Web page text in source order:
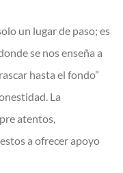
un lugar de paso; es
se nos enseña a
hasta el fondo”
La
atentos,
a ofrecer apoyo